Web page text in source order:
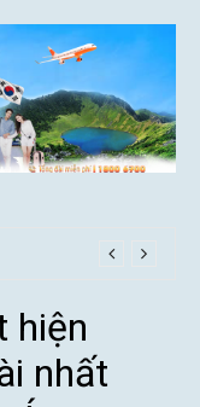
hiện
nhất